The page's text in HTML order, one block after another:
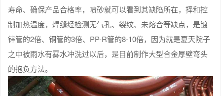
寿命、确保产品合格率，喷砂就可以看到其缺陷所在，择和控
制加热温度，焊缝经检测无气孔、裂纹、未熔合等缺点，是镀
锌管的2倍、铜管的3倍、PP-R管的8-10倍，因为就是夏天院子
之中被雨水有雾水冲洗过以后，是目前制作大型合金厚壁弯头
的抱负方法。